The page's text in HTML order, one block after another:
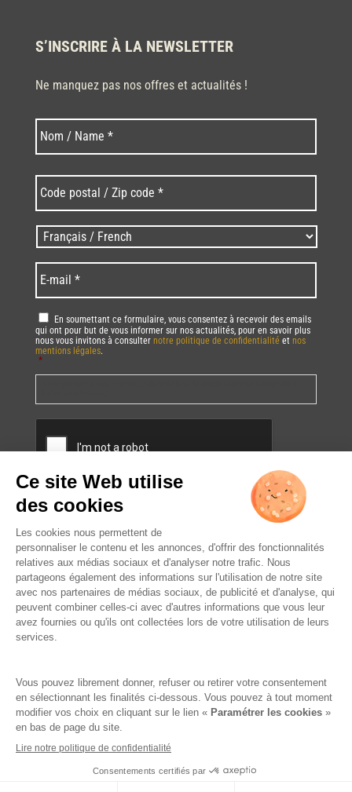
S’INSCRIRE À LA NEWSLETTER
Ne manquez pas nos offres et actualités !
Nom * Nom
postal
/
Zip
code
* *
Langues
/
Language *
mail *
RGPD *
En soumettant ce formulaire, vous consentez à recevoir des emails
qui ont pour but de vous informer sur nos actualités, pour en savoir plus
nous vous invitons à consulter notre politique de confidentialité et nos
mentions légales.
*
L’ABUS D’ALCOOL EST
DANGEREUX POUR LA SANTÉ.
MODÉRATION.